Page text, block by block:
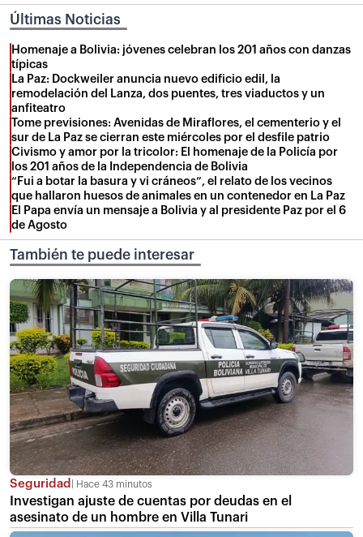
Últimas Noticias
Homenaje a Bolivia: jóvenes celebran los 201 años con danzas
típicas
La Paz: Dockweiler anuncia nuevo edificio edil, la
remodelación del Lanza, dos puentes, tres viaductos y un
anfiteatro
Tome previsiones: Avenidas de Miraflores, el cementerio y el
sur de La Paz se cierran este miércoles por el desfile patrio
Civismo y amor por la tricolor: El homenaje de la Policía por
los 201 años de la Independencia de Bolivia
“Fui a botar la basura y vi cráneos”, el relato de los vecinos
que hallaron huesos de animales en un contenedor en La Paz
El Papa envía un mensaje a Bolivia y al presidente Paz por el 6
de Agosto
También te puede interesar
Seguridad Hace 43 minutos
Investigan ajuste de cuentas por deudas en el
asesinato de un hombre en Villa Tunari